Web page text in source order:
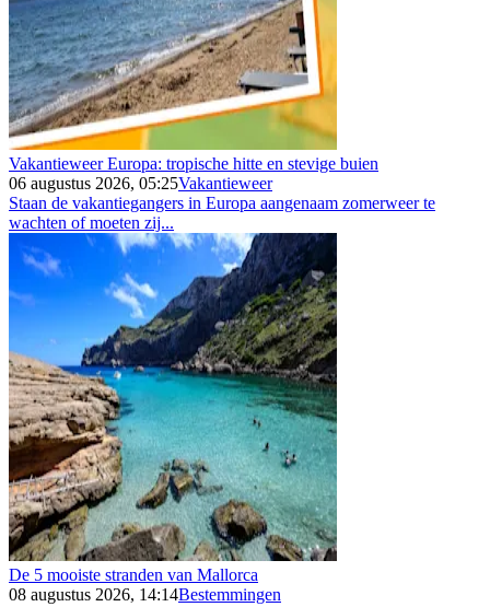
Vakantieweer Europa: tropische hitte en stevige buien
06 augustus 2026, 05:25Vakantieweer
Staan de vakantiegangers in Europa aangenaam zomerweer te
wachten of moeten zij...
De 5 mooiste stranden van Mallorca
08 augustus 2026, 14:14Bestemmingen